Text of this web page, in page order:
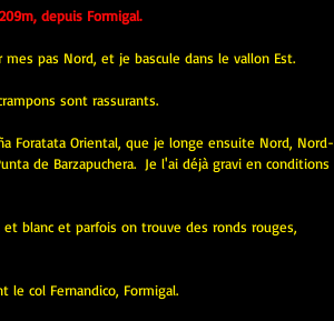
depuis Formigal.
pas Nord, et je bascule dans le vallon Est.
sont rassurants.
Foratata Oriental, que je longe ensuite Nord, Nord-
de Barzapuchera.  Je l'ai déjà gravi en conditions
blanc et parfois on trouve des ronds rouges,
le col Fernandico, Formigal.